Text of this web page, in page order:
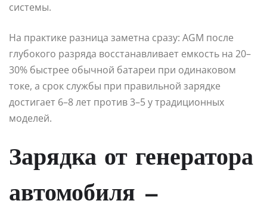
системы.
На практике разница заметна сразу: AGM после
глубокого разряда восстанавливает емкость на 20–
30% быстрее обычной батареи при одинаковом
токе, а срок службы при правильной зарядке
достигает 6–8 лет против 3–5 у традиционных
моделей.
Зарядка от генератора
автомобиля —